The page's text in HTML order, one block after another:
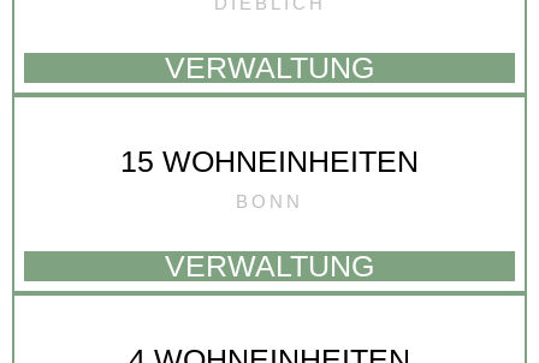
VERWALTUNG
15 WOHNEINHEITEN
BONN
VERWALTUNG